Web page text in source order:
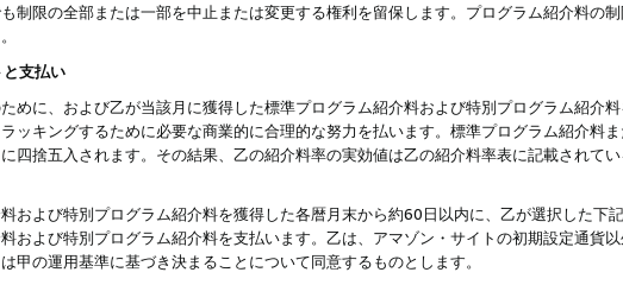
制限の全部または一部を中止または変更する権利を留保します。プログラム紹介料の制
支払い
めに、および乙が当該月に獲得した標準プログラム紹介料および特別プログラム紹介
ッキングするために必要な商業的に合理的な努力を払います。標準プログラム紹介料
に四捨五入されます。その結果、乙の紹介料率の実効値は乙の紹介料率表に記載されて
および特別プログラム紹介料を獲得した各暦月末から約60日以内に、乙が選択した下
および特別プログラム紹介料を支払います。乙は、アマゾン・サイトの初期設定通貨
甲の運用基準に基づき決まることについて同意するものとします。